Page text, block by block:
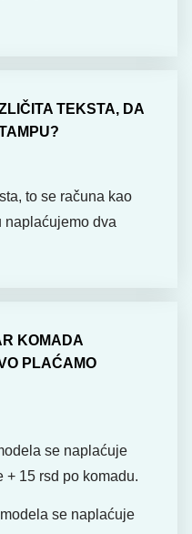
TEKSTA, DA
to se računa kao
naplaćujemo dva
KOMADA
PLAĆAMO
se naplaćuje
+ 15 rsd po komadu.
se naplaćuje